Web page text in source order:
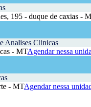
195 - duque de caxias -
Analises Clinicas
- MTAgendar nessa
- MTAgendar nessa